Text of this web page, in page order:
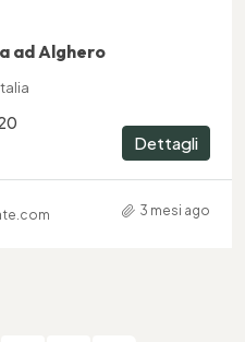
ad Alghero
Dettagli
3 mesi ago